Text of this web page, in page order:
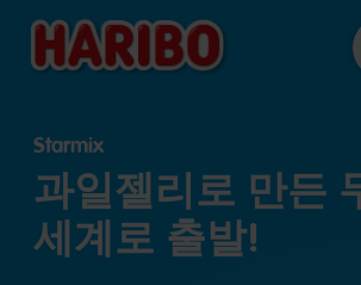
Starmix
과일젤리로 만든
세계로 출발!